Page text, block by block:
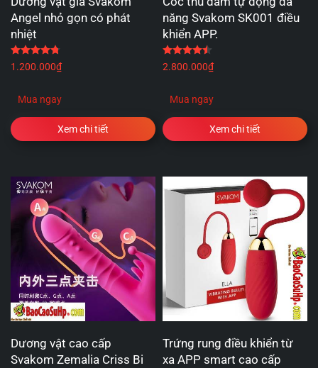
Angel nhỏ gọn có phát
nhiệt
5 sao
1.200.000₫
Mua ngay
Xem chi tiết
năng Svakom SK001 điều
khiển APP.
2.800.000₫
Mua ngay
Xem chi tiết
Dương vật cao cấp
Svakom Zemalia Criss Bi
Trứng rung điều khiển từ
xa APP smart cao cấp